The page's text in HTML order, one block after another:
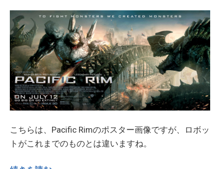
こちらは、Pacific Rimのポスター画像ですが、ロボッ
トがこれまでのものとは違いますね。